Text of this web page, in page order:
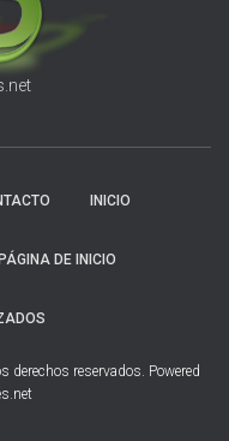
INICIO
PÁGINA DE INICIO